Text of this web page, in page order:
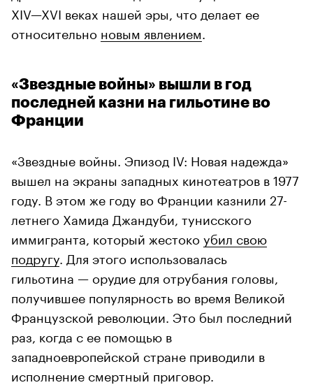
XIV—XVI веках нашей эры, что делает ее
относительно новым явлением
«Звездные войны» вышли в год
последней казни на гильотине во
Франции
«Звездные войны. Эпизод IV: Новая надежда»
вышел на экраны западных кинотеатров в 1977
году. В этом же году во Франции казнили 27-
летнего Хамида Джандуби, тунисского
иммигранта, который жестокоубил свою
подругу . Для этого использовалась
гильотина — орудие для отрубания головы,
получившее популярность во время Великой
Французской революции. Это был последний
раз, когда с ее помощью в
западноевропейской стране приводили в
исполнение смертный приговор.